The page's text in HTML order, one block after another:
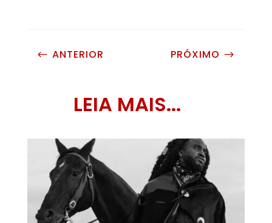
# ANTERIOR PRÓXIMO $
LEIA MAIS...